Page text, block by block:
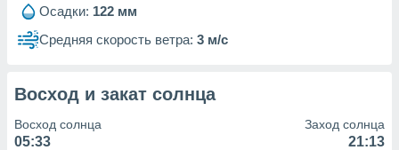
1199
Осадки: 122 мм
Средняя скорость ветра: 3 м/с
Восход и закат солнца
Восход солнца
05:33
Заход солнца
21:13